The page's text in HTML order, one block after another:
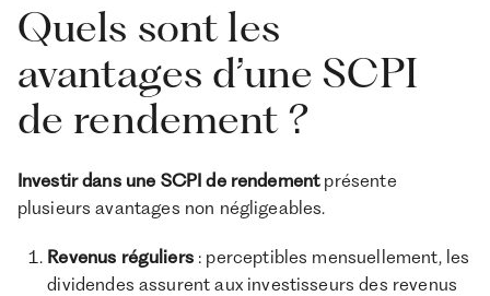
Quels sont les
avantages d’une SCPI
de rendement ?
Investir dans une SCPI de rendementprésente
plusieurs avantages non négligeables.
Revenus réguliers: perceptibles mensuellement, les
dividendes assurent aux investisseurs des revenus